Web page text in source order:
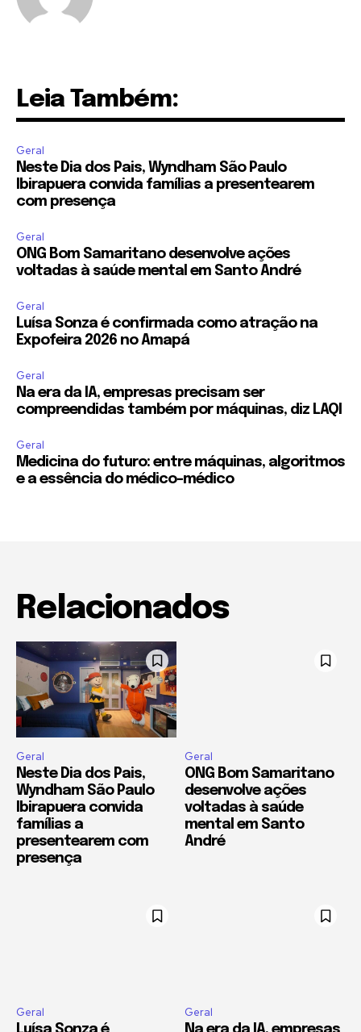
Leia Também:
Geral
Neste Dia dos Pais, Wyndham São Paulo
Ibirapuera convida famílias a presentearem
com presença
Geral
ONG Bom Samaritano desenvolve ações
voltadas à saúde mental em Santo André
Geral
Luísa Sonza é confirmada como atração na
Expofeira 2026 no Amapá
Geral
Na era da IA, empresas precisam ser
compreendidas também por máquinas, diz LAQI
Geral
Medicina do futuro: entre máquinas, algoritmos
e a essência do médico-médico
Relacionados
Geral
Neste Dia dos Pais,
Wyndham São Paulo
Ibirapuera convida
famílias a
presentearem com
presença
Geral
ONG Bom Samaritano
desenvolve ações
voltadas à saúde
mental em Santo
André
Geral Geral